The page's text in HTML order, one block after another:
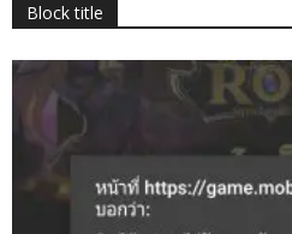
Block title